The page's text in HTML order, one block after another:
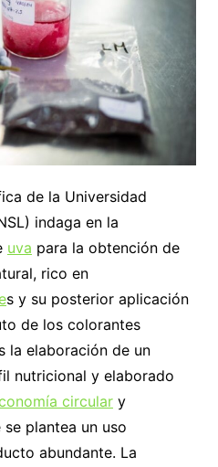
de la Universidad
indaga en la
uva para la obtención de
rico en
s y su posterior aplicación
de los colorantes
la elaboración de un
nutricional y elaborado
circulary
plantea un uso
abundante. La